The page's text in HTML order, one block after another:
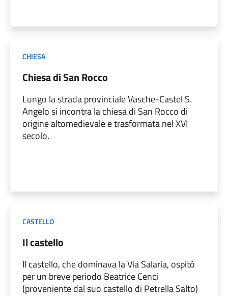
CHIESA
Chiesa di San Rocco
Lungo la strada provinciale Vasche-Castel S.
Angelo si incontra la chiesa di San Rocco di
origine altomedievale e trasformata nel XVI
secolo.
CASTELLO
Il castello
Il castello, che dominava la Via Salaria, ospitò
per un breve periodo Beatrice Cenci
(proveniente dal suo castello di Petrella Salto)